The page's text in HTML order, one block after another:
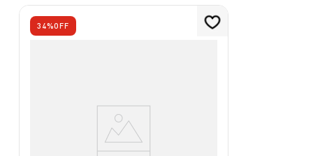
34%OFF